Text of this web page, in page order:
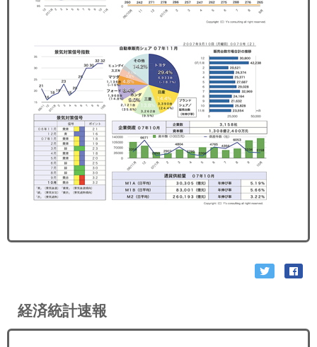
飲食店情報
経済統計速報